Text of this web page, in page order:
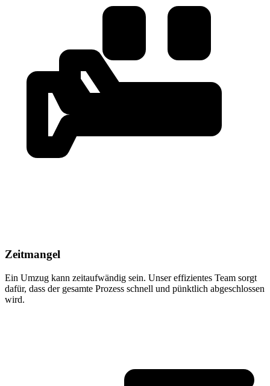
Zeitmangel
Ein Umzug kann zeitaufwändig sein. Unser effizientes Team sorgt
dafür, dass der gesamte Prozess schnell und pünktlich abgeschlossen
wird.